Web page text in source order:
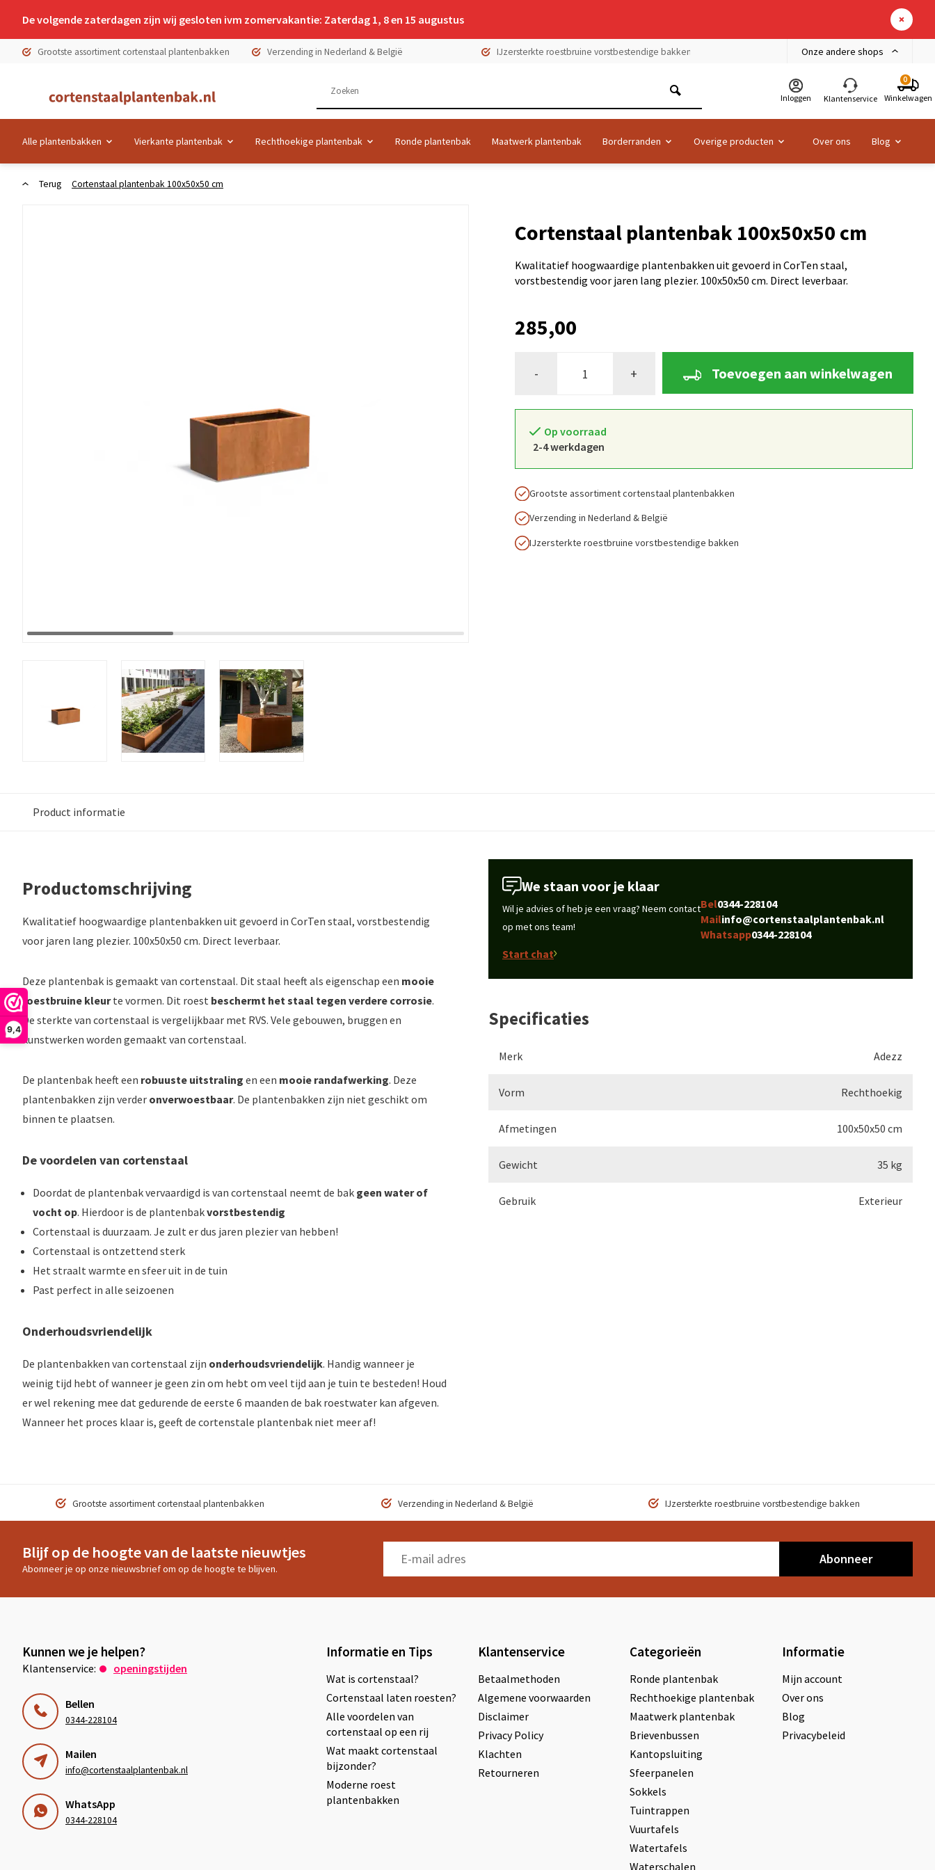
9,4
De volgende zaterdagen zijn wij gesloten ivm zomervakantie: Zaterdag 1, 8 en 15 augustus
Grootste assortiment cortenstaal plantenbakken Verzending in Nederland & België IJzersterkte roestbruine vorstbestendige bakken Onze andere shops
Inloggen Klantenservice
0
Winkelwagen
Alle plantenbakken Vierkante plantenbak Rechthoekige plantenbak Ronde plantenbak Maatwerk plantenbak Borderranden Overige producten Over ons Blog
Terug Cortenstaal plantenbak 100x50x50 cm
Cortenstaal plantenbak 100x50x50 cm
Kwalitatief hoogwaardige plantenbakken uit gevoerd in CorTen staal,
vorstbestendig voor jaren lang plezier. 100x50x50 cm. Direct leverbaar.
285,00
- + Toevoegen aan winkelwagen
Op voorraad
2-4 werkdagen
Grootste assortiment cortenstaal plantenbakken
Verzending in Nederland & België
IJzersterkte roestbruine vorstbestendige bakken
Product informatie
Productomschrijving
Kwalitatief hoogwaardige plantenbakken uit gevoerd in CorTen staal, vorstbestendig
voor jaren lang plezier. 100x50x50 cm. Direct leverbaar.
Deze plantenbak is gemaakt van cortenstaal. Dit staal heeft als eigenschap een mooie
roestbruine kleurte vormen. Dit roest beschermt het staal tegen verdere corrosie.
De sterkte van cortenstaal is vergelijkbaar met RVS. Vele gebouwen, bruggen en
kunstwerken worden gemaakt van cortenstaal.
De plantenbak heeft een robuuste uitstraling en een mooie randafwerking. Deze
plantenbakken zijn verder onverwoestbaar. De plantenbakken zijn niet geschikt om
binnen te plaatsen.
De voordelen van cortenstaal
Doordat de plantenbak vervaardigd is van cortenstaal neemt de bak geen water of
vocht op. Hierdoor is de plantenbakvorstbestendig
Cortenstaal is duurzaam. Je zult er dus jaren plezier van hebben!
Cortenstaal is ontzettend sterk
Het straalt warmte en sfeer uit in de tuin
Past perfect in alle seizoenen
Onderhoudsvriendelijk
De plantenbakken van cortenstaal zijn onderhoudsvriendelijk. Handig wanneer je
weinig tijd hebt of wanneer je geen zin om hebt om veel tijd aan je tuin te besteden! Houd
er wel rekening mee dat gedurende de eerste 6 maanden de bak roestwater kan afgeven.
Wanneer het proces klaar is, geeft de cortenstale plantenbak niet meer af!
We staan voor je klaar
Wil je advies of heb je een vraag? Neem contact
op met ons team!
Start chat
Bel0344-228104
Mailinfo@cortenstaalplantenbak.nl
Whatsapp0344-228104
Specificaties
Merk Adezz
Vorm Rechthoekig
Afmetingen 100x50x50 cm
Gewicht 35 kg
Gebruik Exterieur
Grootste assortiment cortenstaal plantenbakken Verzending in Nederland & België IJzersterkte roestbruine vorstbestendige bakken
Blijf op de hoogte van de laatste nieuwtjes
Abonneer je op onze nieuwsbrief om op de hoogte te blijven.
Abonneer
Kunnen we je helpen?
Klantenservice: openingstijden
Bellen
0344-228104
Mailen
info@cortenstaalplantenbak.nl
WhatsApp
0344-228104
Informatie en Tips
Wat is cortenstaal?
Cortenstaal laten roesten?
Alle voordelen van
cortenstaal op een rij
Wat maakt cortenstaal
bijzonder?
Moderne roest
plantenbakken
Klantenservice
Betaalmethoden
Algemene voorwaarden
Disclaimer
Privacy Policy
Klachten
Retourneren
Categorieën
Ronde plantenbak
Rechthoekige plantenbak
Maatwerk plantenbak
Brievenbussen
Kantopsluiting
Sfeerpanelen
Sokkels
Tuintrappen
Vuurtafels
Watertafels
Waterschalen
Informatie
Mijn account
Over ons
Blog
Privacybeleid